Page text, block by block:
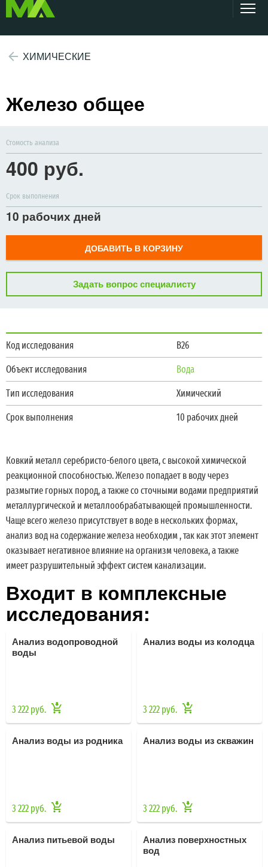
ХИМИЧЕСКИЕ
Железо общее
Код исследования В26
Объект исследования Вода
Тип исследования Химический
Срок выполнения 10 рабочих дней
Ковкий металл серебристо-белого цвета, с высокой химической
реакционной способностью. Железо попадает в воду через
размытие горных пород, а также со сточными водами предприятий
металлургической и металлообрабатывающей промышленности.
Чаще всего железо присутствует в воде в нескольких формах,
анализ вод на содержание железа необходим , так как этот элемент
оказывает негативное влияние на организм человека, а также
имеет разрушительный эффект систем канализации.
Входит в комплексные
исследования:
Анализ водопроводной
воды
3 222 руб.
Анализ воды из колодца
3 222 руб.
Анализ воды из родника
3 222 руб.
Анализ воды из скважин
3 222 руб.
Анализ питьевой воды
Анализ поверхностных
вод
Стомость анализа
400 руб.
Срок выполнения
10 рабочих дней
ДОБАВИТЬ В КОРЗИНУ
Задать вопрос специалисту